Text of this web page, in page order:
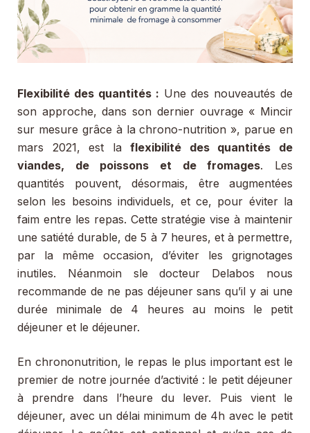
Flexibilité des quantités : Une des nouveautés de
son approche, dans son dernier ouvrage « Mincir
sur mesure grâce à la chrono-nutrition », parue en
mars 2021, est laflexibilité des quantités de
viandes, de poissons et de fromages. Les
quantités pouvent, désormais, être augmentées
selon les besoins individuels, et ce, pour éviter la
faim entre les repas. Cette stratégie vise à maintenir
une satiété durable, de 5 à 7 heures, et à permettre,
par la même occasion, d’éviter les grignotages
inutiles. Néanmoin sle docteur Delabos nous
recommande de ne pas déjeuner sans qu’il y ai une
durée minimale de 4 heures au moins le petit
déjeuner et le déjeuner.
En chrononutrition, le repas le plus important est le
premier de notre journée d’activité : le petit déjeuner
à prendre dans l’heure du lever. Puis vient le
déjeuner, avec un délai minimum de 4h avec le petit